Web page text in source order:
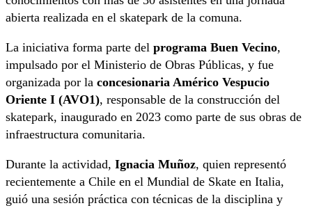
abierta realizada en el skatepark de la comuna.
La iniciativa forma parte del programa Buen Vecino,
impulsado por el Ministerio de Obras Públicas, y fue
organizada por la concesionaria Américo Vespucio
Oriente I (AVO1), responsable de la construcción del
skatepark, inaugurado en 2023 como parte de sus obras de
infraestructura comunitaria.
Durante la actividad, Ignacia Muñoz, quien representó
recientemente a Chile en el Mundial de Skate en Italia,
guió una sesión práctica con técnicas de la disciplina y